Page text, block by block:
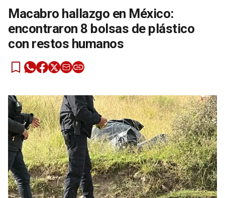
Macabro hallazgo en México:
encontraron 8 bolsas de plástico
con restos humanos